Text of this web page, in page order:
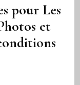
pour Les
et